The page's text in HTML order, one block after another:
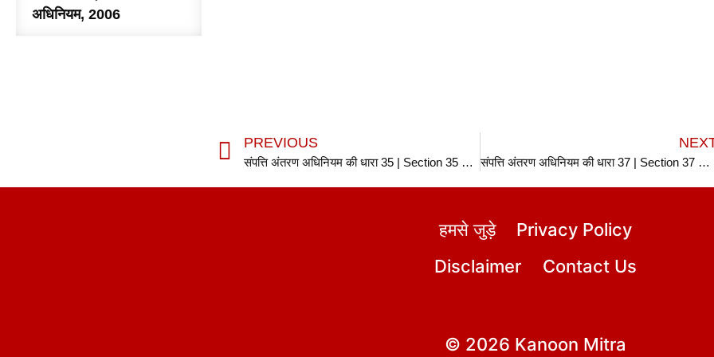
अधिनियम, 2006
PREVIOUS
संपत्ति अंतरण अधिनियम की धारा 35 | Section 35 TPA in hindi संपत्ति अंतरण अधिनियम की धारा 37 | Section 37 TPA in hindi
हमसे जुड़े
Privacy Policy
Disclaimer
Contact Us
© 2026 Kanoon Mitra